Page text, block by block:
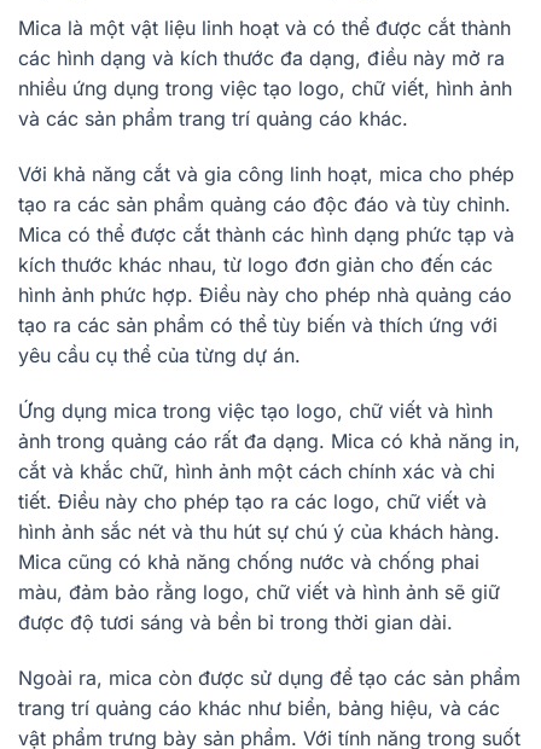
Mica là một vật liệu linh hoạt và có thể được cắt thành
các hình dạng và kích thước đa dạng, điều này mở ra
nhiều ứng dụng trong việc tạo logo, chữ viết, hình ảnh
và các sản phẩm trang trí quảng cáo khác.
Với khả năng cắt và gia công linh hoạt, mica cho phép
tạo ra các sản phẩm quảng cáo độc đáo và tùy chỉnh.
Mica có thể được cắt thành các hình dạng phức tạp và
kích thước khác nhau, từ logo đơn giản cho đến các
hình ảnh phức hợp. Điều này cho phép nhà quảng cáo
tạo ra các sản phẩm có thể tùy biến và thích ứng với
yêu cầu cụ thể của từng dự án.
Ứng dụng mica trong việc tạo logo, chữ viết và hình
ảnh trong quảng cáo rất đa dạng. Mica có khả năng in,
cắt và khắc chữ, hình ảnh một cách chính xác và chi
tiết. Điều này cho phép tạo ra các logo, chữ viết và
hình ảnh sắc nét và thu hút sự chú ý của khách hàng.
Mica cũng có khả năng chống nước và chống phai
màu, đảm bảo rằng logo, chữ viết và hình ảnh sẽ giữ
được độ tươi sáng và bền bỉ trong thời gian dài.
Ngoài ra, mica còn được sử dụng để tạo các sản phẩm
trang trí quảng cáo khác như biển, bảng hiệu, và các
vật phẩm trưng bày sản phẩm. Với tính năng trong suốt